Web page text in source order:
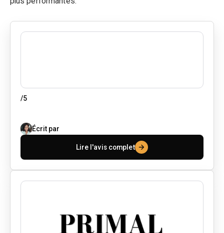
/5
Écrit par
Lire l'avis complet